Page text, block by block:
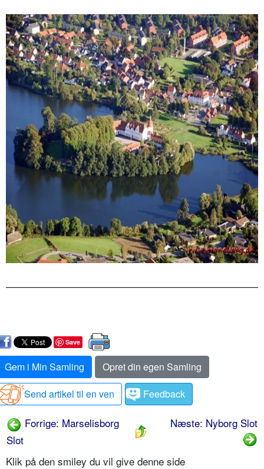
Save
Gem i Min Samling
Opret din egen Samling
Send artikel til en ven
Feedback
Forrige: Marselisborg
Slot
Næste: Nyborg Slot
Klik på den smiley du vil give denne side